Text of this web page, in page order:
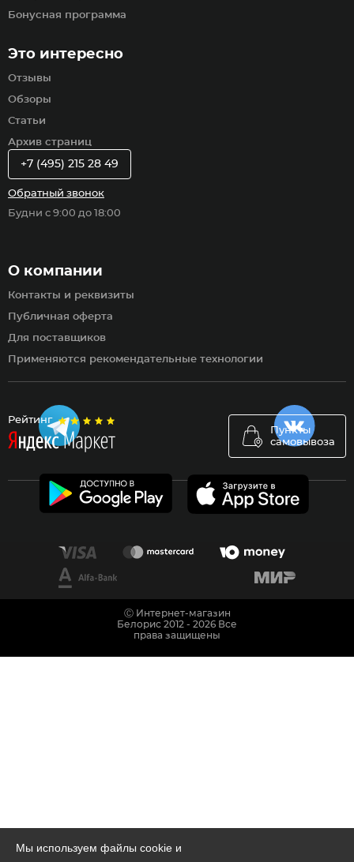
Рейтинг
Пункты
самовывоза
Бонусная программа
Это интересно
Отзывы
Обзоры
Статьи
Архив страниц
О компании
Контакты и реквизиты
Публичная оферта
Для поставщиков
Применяются рекомендательные технологии
+7 (495) 215 28 49
Обратный звонок
Будни с 9:00 до 18:00
Мы используем файлы cookie и
Ⓒ Интернет-магазин
Белорис 2012 - 2026 Все
права защищены